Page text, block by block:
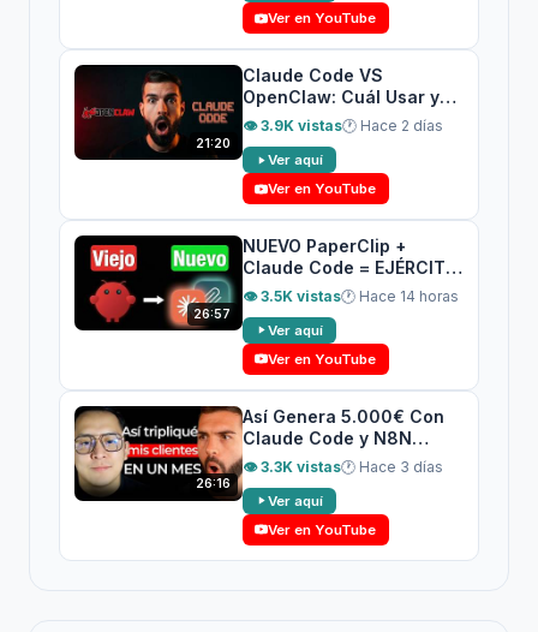
Ver en YouTube
21:20
Claude Code VS
OpenClaw: Cuál Usar y
Cuándo
👁 3.9K vistas🕐 Hace 2 días
Ver aquí
Ver en YouTube
26:57
NUEVO PaperClip +
Claude Code = EJÉRCITO
de Agentes IA (GRATIS)
👁 3.5K vistas🕐 Hace 14 horas
Ver aquí
Ver en YouTube
26:16
Así Genera 5.000€ Con
Claude Code y N8N
(Historia Real)
👁 3.3K vistas🕐 Hace 3 días
Ver aquí
Ver en YouTube